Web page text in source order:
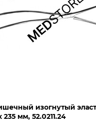
изогнутый
мм, 52.0211.24